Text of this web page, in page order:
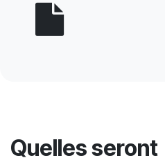
Quelles seront